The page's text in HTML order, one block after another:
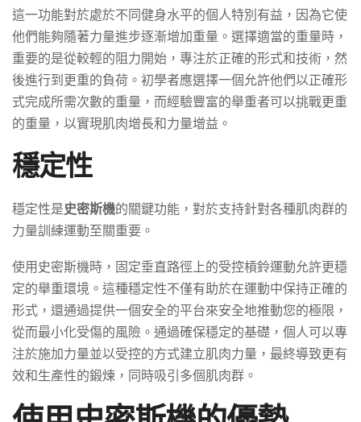
這一功能對於處於不同健身水平的個人特別有益，因為它使
他們能夠隨著力量進步逐漸增加重量。選擇適當的重量時，
重要的是從較輕的阻力開始，專注於正確的形式和技術，然
後進行到更重的負荷。初學者應選擇一個允許他們以正確形
式完成所需次數的重量，而經驗豐富的舉重者可以挑戰更重
的重量，以實現肌肉增長和力量增益。
穩定性
穩定性是史密斯機的關鍵功能，對於支持針對各種肌肉群的
力量訓練運動至關重要。
使用史密斯機時，固定垂直路徑上的受控槓鈴運動允許更穩
定的舉重環境。這種穩定性不僅有助於在運動中保持正確的
形式，還通過提供一個安全的平台來安全地推動您的極限，
從而最小化受傷的風險。通過確保穩定的基礎，個人可以專
注於施加力量並以受控的方式建立肌肉力量，最終導致更有
效和生產性的鍛煉，同時吸引多個肌肉群。